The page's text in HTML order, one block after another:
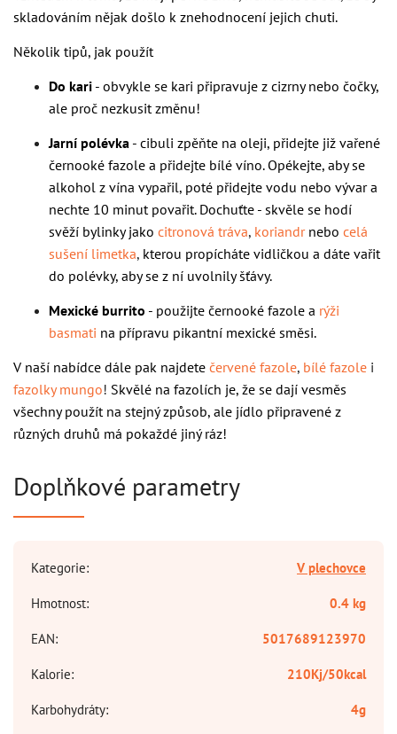
skladováním nějak došlo k znehodnocení jejich chuti.
Několik tipů, jak použít
Do kari - obvykle se kari připravuje z cizrny nebo čočky,
ale proč nezkusit změnu!
Jarní polévka - cibuli zpěňte na oleji, přidejte již vařené
černooké fazole a přidejte bílé víno. Opékejte, aby se
alkohol z vína vypařil, poté přidejte vodu nebo vývar a
nechte 10 minut povařit. Dochuťte - skvěle se hodí
svěží bylinky jako citronová tráva, koriandr nebo celá
sušení limetka, kterou propícháte vidličkou a dáte vařit
do polévky, aby se z ní uvolnily šťávy.
Mexické burrito - použijte černooké fazole a rýži
basmati na přípravu pikantní mexické směsi.
V naší nabídce dále pak najdete červené fazole, bílé fazole i
fazolky mungo! Skvělé na fazolích je, že se dají vesměs
všechny použít na stejný způsob, ale jídlo připravené z
různých druhů má pokaždé jiný ráz!
Doplňkové parametry
Kategorie:
V plechovce
Hmotnost:
0.4 kg
EAN:
5017689123970
Kalorie:
210Kj/50kcal
Karbohydráty:
4g